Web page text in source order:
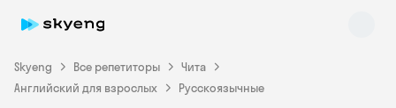
Skyeng Все репетиторы
Чита
Английский для взрослых
Русскоязычные